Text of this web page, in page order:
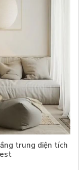
trung diện tích